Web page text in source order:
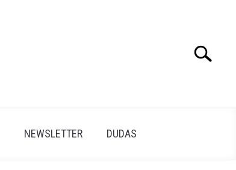
Search
NEWSLETTER DUDAS